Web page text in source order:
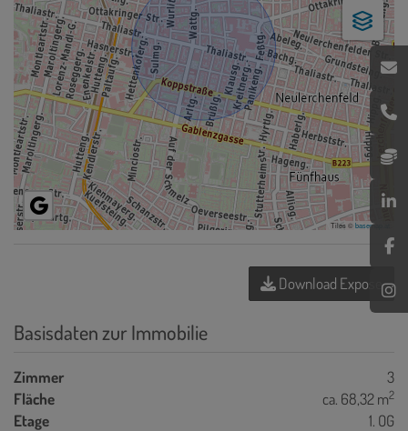
Tiles ©basemap.at
Download Expose
Basisdaten zur Immobilie
Zimmer
3
Fläche
ca. 68,32 m2
Etage
1. OG